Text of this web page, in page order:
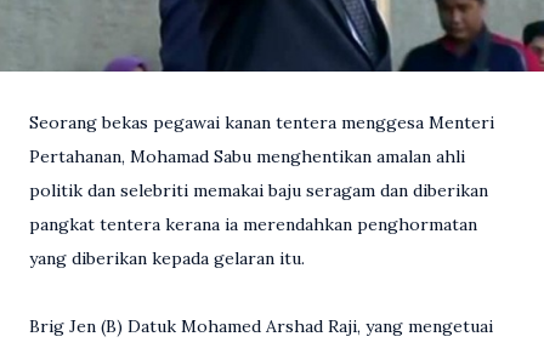
Seorang bekas pegawai kanan tentera menggesa Menteri
Pertahanan, Mohamad Sabu menghentikan amalan ahli
politik dan selebriti memakai baju seragam dan diberikan
pangkat tentera kerana ia merendahkan penghormatan
yang diberikan kepada gelaran itu.
Brig Jen (B) Datuk Mohamed Arshad Raji, yang mengetuai